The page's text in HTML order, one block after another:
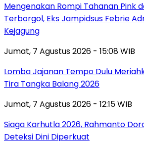
Mengenakan Rompi Tahanan Pink
Terborgol, Eks Jampidsus Febrie
Kejagung
Jumat, 7 Agustus 2026 - 15:08 WIB
Lomba Jajanan Tempo Dulu
Tira Tangka Balang 2026
Jumat, 7 Agustus 2026 - 12:15 WIB
Siaga Karhutla 2026, Rahmanto
Deteksi Dini Diperkuat